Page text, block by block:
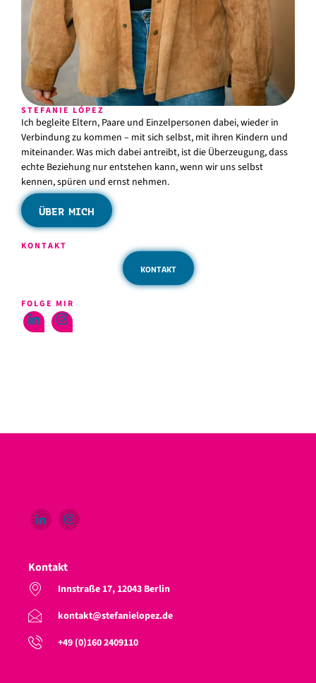
STEFANIE LÓPEZ
Ich begleite Eltern, Paare und Einzelpersonen dabei, wieder in
Verbindung zu kommen – mit sich selbst, mit ihren Kindern und
miteinander. Was mich dabei antreibt, ist die Überzeugung, dass
echte Beziehung nur entstehen kann, wenn wir uns selbst
kennen, spüren und ernst nehmen.
ÜBER MICH
KONTAKT
KONTAKT
FOLGE MIR
Kontakt
Innstraße 17, 12043 Berlin
kontakt@stefanielopez.de
+49 (0)160 2409110